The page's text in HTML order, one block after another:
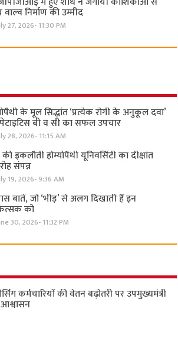
निर्माण की उम्मीद
27, 2026- 11:30 PM
के मूल सिद्धांत ‘प्रत्येक रोगी केे अनुकूल दवा’
बी व सी का सफल उपचार
28, 2026- 11:15 AM
की इकलौती होम्योपैथी यूनिवर्सिटी का दीक्षांत
संपन्न
19, 2026- 9:36 AM
बातें, जो ‘भीड़’ से अलग दिखाती हैं इन
को
30, 2026- 11:32 PM
कर्मचारियों की वेतन बढ़ोतरी पर उपमुख्यमंत्री